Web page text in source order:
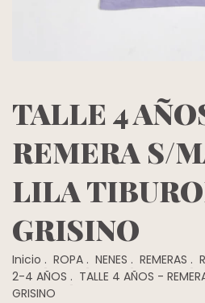
TALLE 4
REMERA S/
LILA
GRISINO
Inicio . ROPA . NENES . REMERAS .
2-4 AÑOS . TALLE 4 AÑOS -
GRISINO